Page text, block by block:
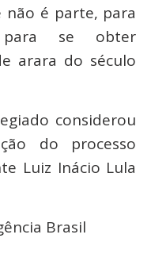
não é parte, para
se obter
arara do século
considerou
do processo
Luiz Inácio Lula
Brasil